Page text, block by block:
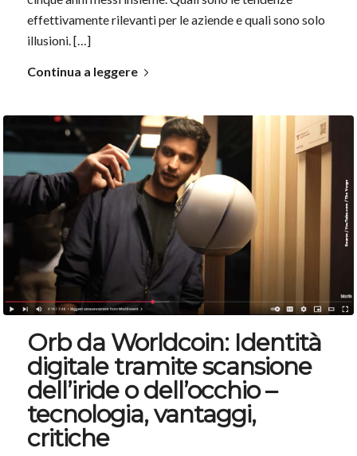
effettivamente rilevanti per le aziende e quali sono solo
illusioni. […]
Continua a leggere
Orb da Worldcoin: Identità
digitale tramite scansione
dell’iride o dell’occhio –
tecnologia, vantaggi,
critiche